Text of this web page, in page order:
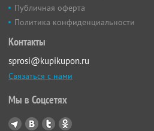
Публичная оферта
Политика конфиденциальности
Контакты
sprosi@kupikupon.ru
Связаться с нами
Мы в Соцсетях